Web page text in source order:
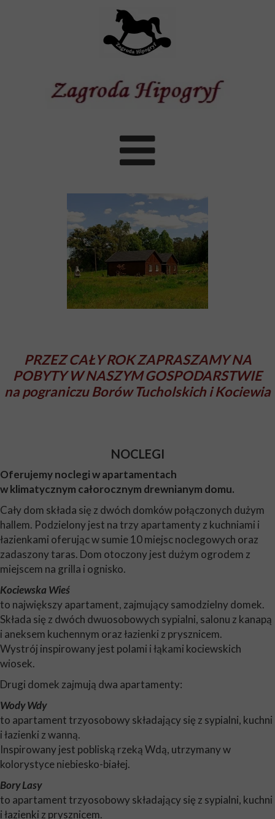
NOCLEGI
Oferujemy noclegi w apartamentach
w klimatycznym całorocznym drewnianym domu.
Cały dom składa się z dwóch domków połączonych dużym
hallem. Podzielony jest na trzy apartamenty z kuchniami i
łazienkami oferując w sumie 10 miejsc noclegowych oraz
zadaszony taras. Dom otoczony jest dużym ogrodem z
miejscem na grilla i ognisko.
Kociewska Wieś
to największy apartament, zajmujący samodzielny domek.
Składa się z dwóch dwuosobowych sypialni, salonu z kanapą
i aneksem kuchennym oraz łazienki z prysznicem.
Wystrój inspirowany jest polami i łąkami kociewskich
wiosek.
Drugi domek zajmują dwa apartamenty:
Wody Wdy
to apartament trzyosobowy składający się z sypialni, kuchni
i łazienki z wanną.
Inspirowany jest pobliską rzeką Wdą, utrzymany w
kolorystyce niebiesko-białej.
Bory Lasy
to apartament trzyosobowy składający się z sypialni, kuchni
i łazienki z prysznicem.
PRZEZ CAŁY ROK ZAPRASZAMY NA
POBYTY W NASZYM GOSPODARSTWIE
na pograniczu Borów Tucholskich i Kociewia